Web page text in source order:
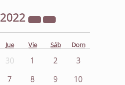
2022
Jue Vie Sáb Dom
30 1 2
3
7 8 9
10